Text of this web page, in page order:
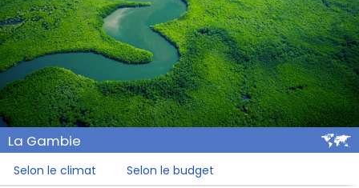
La Gambie
Selon le climat Selon le budget